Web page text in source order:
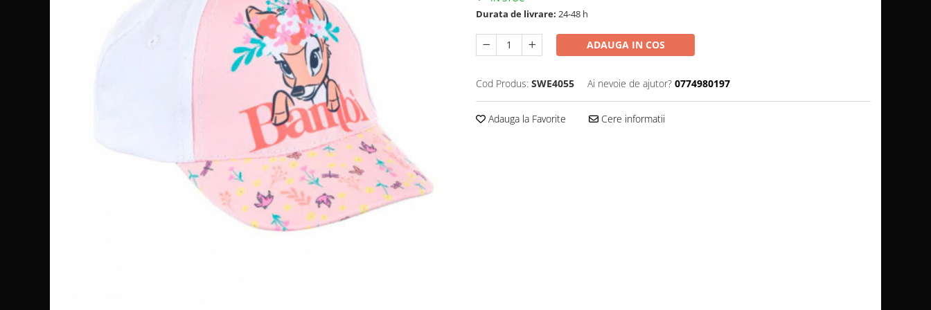
Durata de livrare: 24-48 h
ADAUGA IN COS
Cod Produs: SWE4055 Ai nevoie de ajutor? 0774980197
Adauga la Favorite Cere informatii